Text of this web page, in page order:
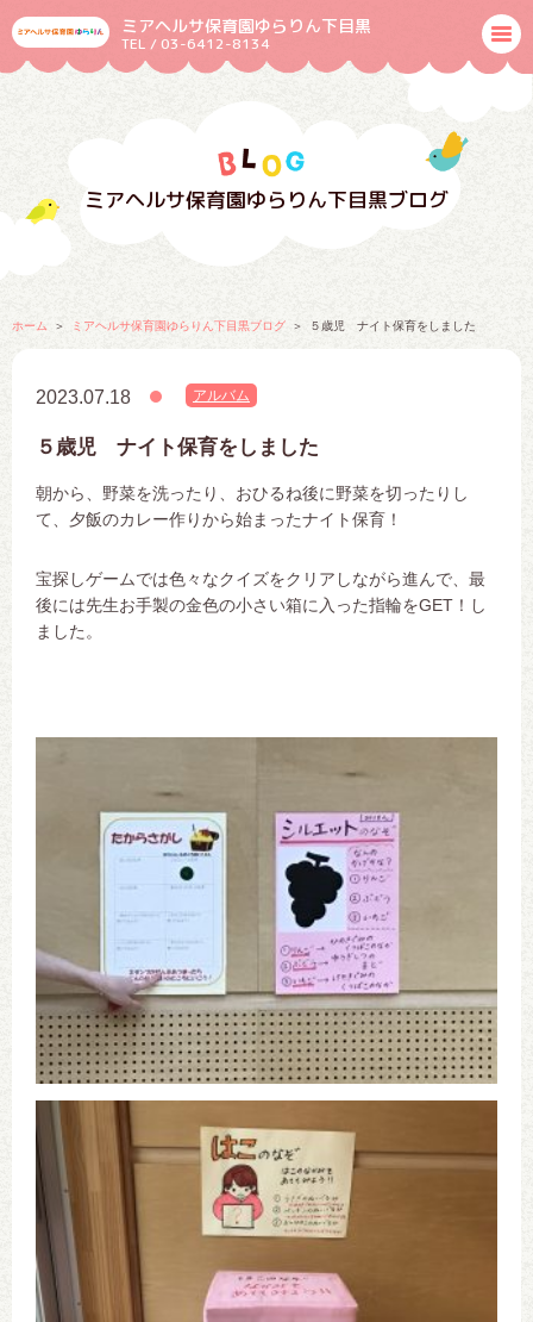
ミアヘルサ保育園ゆらりん下目黒
TEL / 03-6412-8134
ミアヘルサ保育園ゆらりん下目黒ブログ
ホーム ミアヘルサ保育園ゆらりん下目黒ブログ ５歳児 ナイト保育をしました
2023.07.18 アルバム
５歳児 ナイト保育をしました
朝から、野菜を洗ったり、おひるね後に野菜を切ったりし
て、夕飯のカレー作りから始まったナイト保育！
宝探しゲームでは色々なクイズをクリアしながら進んで、最
後には先生お手製の金色の小さい箱に入った指輪をGET！し
ました。